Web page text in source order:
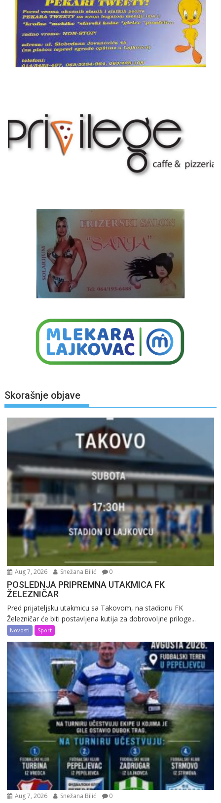
Skorašnje objave
Aug 7, 2026 Snežana Bilić 0
POSLEDNJA PRIPREMNA UTAKMICA FK
ŽELEZNIČAR
Pred prijateljsku utakmicu sa Takovom, na stadionu FK
Železničar će biti postavljena kutija za dobrovoljne priloge...
Novosti Sport
Aug 7, 2026 Snežana Bilić 0